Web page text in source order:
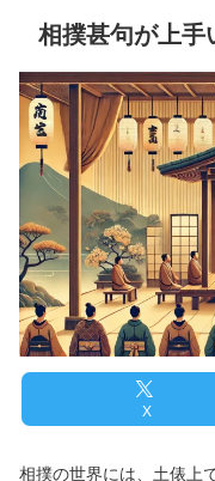
相撲甚句が上手
X
相撲の世界には、土俵上